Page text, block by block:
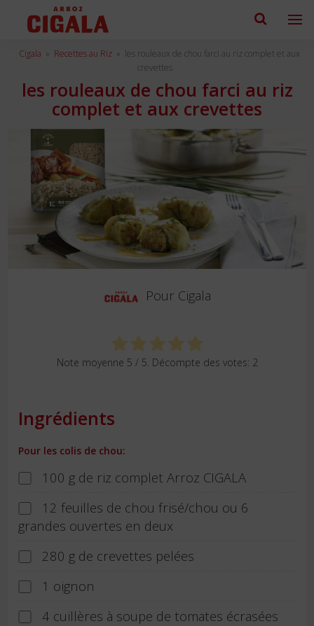
Cigala » Recettes au Riz » les rouleaux de chou farci au riz complet et aux
crevettes
les rouleaux de chou farci au riz
complet et aux crevettes
Pour Cigala
Note moyenne 5 / 5. Décompte des votes: 2
Ingrédients
Pour les colis de chou:
100 g de riz complet Arroz CIGALA
12 feuilles de chou frisé/chou ou 6
grandes ouvertes en deux
280 g de crevettes pelées
1 oignon
4 cuillères à soupe de tomates écrasées